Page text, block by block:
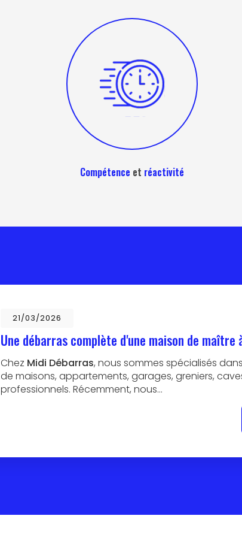
Compétence et réactivité
21/03/2026
Une débarras complète d'une maison de maître
Chez Midi Débarras, nous sommes spécialisés
de maisons, appartements, garages, greniers,
professionnels. Récemment, nous…